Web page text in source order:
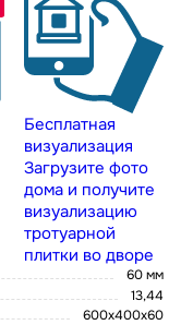
Бесплатная
визуализация
Загрузите фото
дома и получите
визуализацию
тротуарной
плитки во дворе
60 мм
13,44
600x400x60